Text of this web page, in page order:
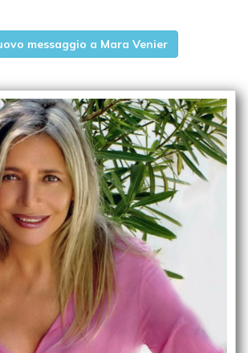
messaggio a Mara Venier